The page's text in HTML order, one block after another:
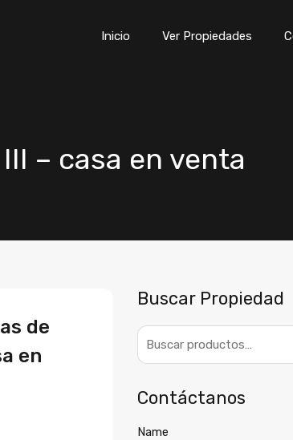
Inicio Ver Propiedades
– casa en venta
de
en
Buscar Propiedad
Contáctanos
Name